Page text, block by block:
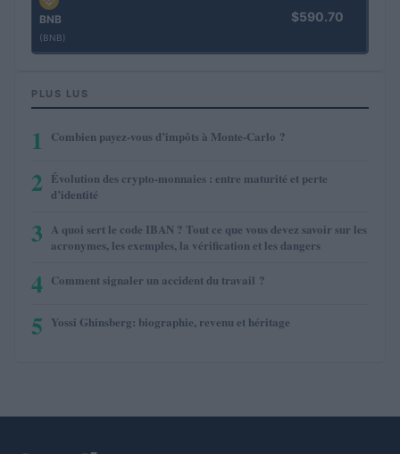
BNB
(BNB)
$590.70
PLUS LUS
1 Combien payez-vous d’impôts à Monte-Carlo ?
2 Évolution des crypto-monnaies : entre maturité et perte
d’identité
3 A quoi sert le code IBAN ? Tout ce que vous devez savoir sur les
acronymes, les exemples, la vérification et les dangers
4 Comment signaler un accident du travail ?
5 Yossi Ghinsberg: biographie, revenu et héritage